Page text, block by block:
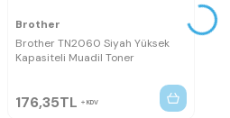
Brother
Brother TN2060 Siyah Yüksek
Kapasiteli Muadil Toner
176,35TL KDV